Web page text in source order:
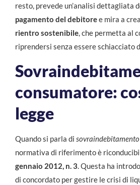
resto, prevede un’analisi dettagliata
pagamento del debitoree mira a
rientro sostenibile, che permetta al
riprendersi senza essere schiacciato
consumatore:
legge
Quando si parla di
normativa di riferimento è
gennaio 2012, n. 3. Questa ha
di concordato per gestire le crisi di